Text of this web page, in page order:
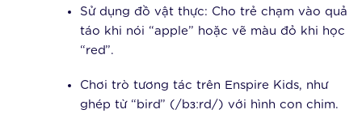
Sử dụng đồ vật thực: Cho trẻ chạm vào quả
táo khi nói “apple” hoặc vẽ màu đỏ khi học
“red”.
Chơi trò tương tác trên Enspire Kids, như
ghép từ “bird” (/bɜːrd/) với hình con chim.